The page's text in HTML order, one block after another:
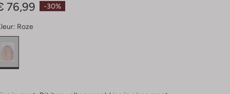
-30%
76,99
Roze